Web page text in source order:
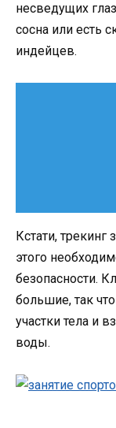
несведущих
сосна или есть
индейцев.
Кстати,
этого
безопасности.
большие, так
участки тела и
воды.